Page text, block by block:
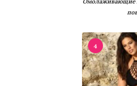
4